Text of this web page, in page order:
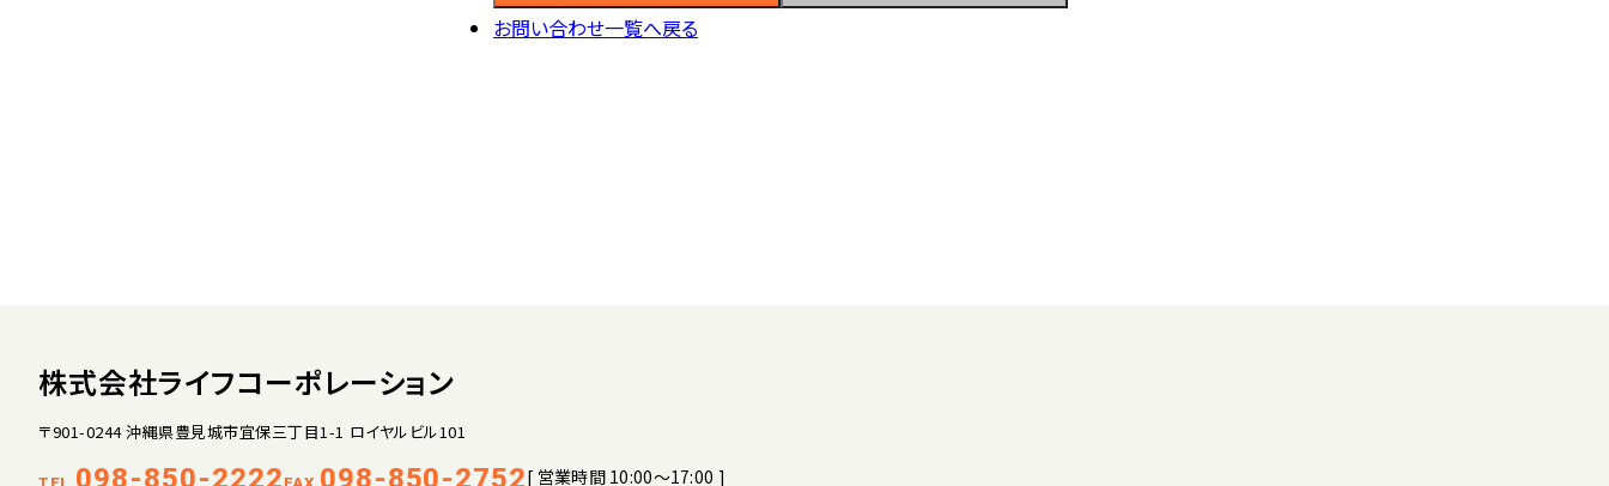
お問い合わせ一覧へ戻る
株式会社ライフコーポレーション
〒901-0244 沖縄県豊見城市宜保三丁目1-1 ロイヤルビル101
098-850-2222 098-850-2752[ 営業時間 10:00～17:00 ]